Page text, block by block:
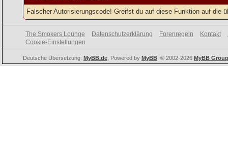
Falscher Autorisierungscode! Greifst du auf diese Funktion auf die
The Smokers Lounge Datenschutzerklärung Forenregeln Kontakt
Cookie-Einstellungen
Deutsche Übersetzung: MyBB.de , Powered by MyBB , © 2002-2026 MyBB Group